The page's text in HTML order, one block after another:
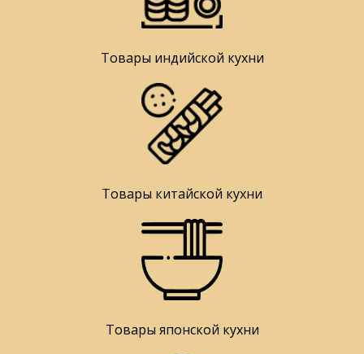
Товары индийской кухни
Товары китайской кухни
Товары японской кухни